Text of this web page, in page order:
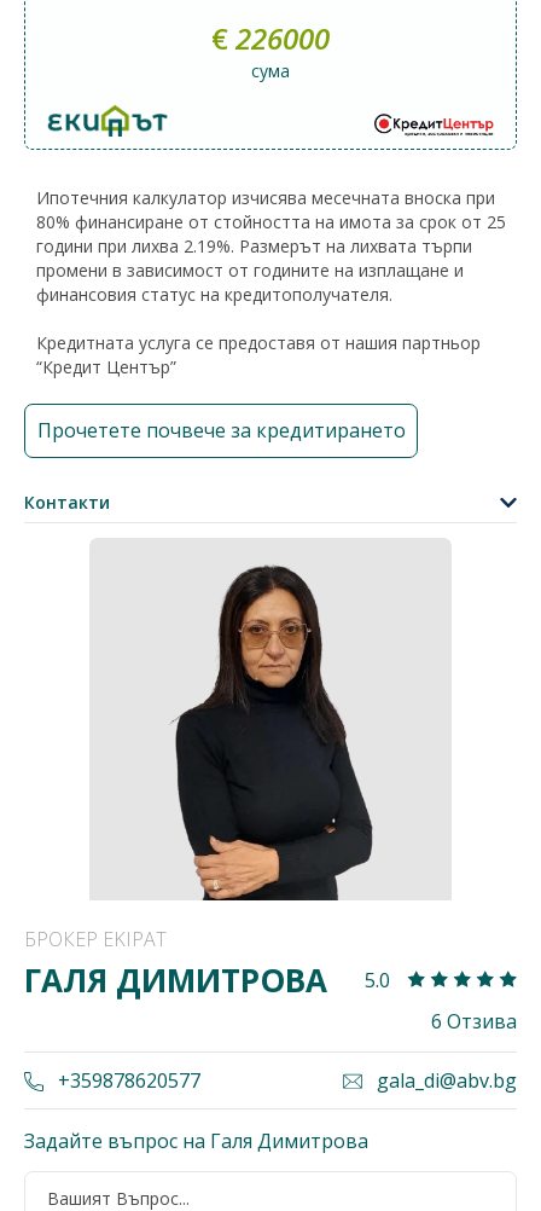
€226000
сума
Ипотечния калкулатор изчисява месечната вноска при
80% финансиране от стойността на имота за срок от 25
години при лихва 2.19%. Размерът на лихвата търпи
промени в зависимост от годините на изплащане и
финансовия статус на кредитополучателя.
Кредитната услуга се предоставя от нашия партньор
“Кредит Център”
Прочетете почвече за кредитирането
Контакти
БРОКЕР EKIPAT
ГАЛЯ ДИМИТРОВА
5.0
6 Отзива
+359878620577 gala_di@abv.bg
Задайте въпрос на Галя Димитрова